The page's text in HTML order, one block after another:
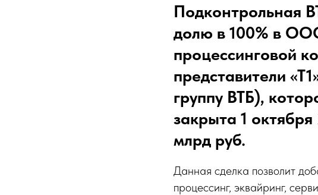
Подконтрольная
долю в 100% в
процессинговой
представители
группу ВТБ),
закрыта 1
млрд руб.
Данная сделка позволит
процессинг, эквайринг,